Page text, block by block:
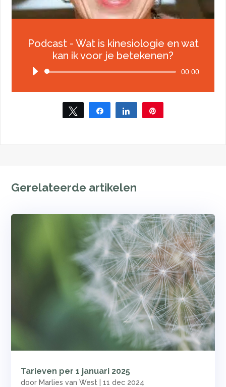
Podcast - Wat is kinesiologie en wat
kan ik voor je betekenen?
Audiospeler 00:00
Tweet Share Share
Gerelateerde artikelen
Tarieven per 1 januari 2025
door Marlies van West |11 dec 2024